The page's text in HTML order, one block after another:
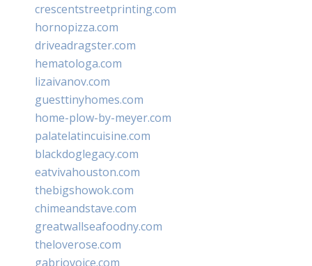
crescentstreetprinting.com
hornopizza.com
driveadragster.com
hematologa.com
lizaivanov.com
guesttinyhomes.com
home-plow-by-meyer.com
palatelatincuisine.com
blackdoglegacy.com
eatvivahouston.com
thebigshowok.com
chimeandstave.com
greatwallseafoodny.com
theloverose.com
gabriovoice.com